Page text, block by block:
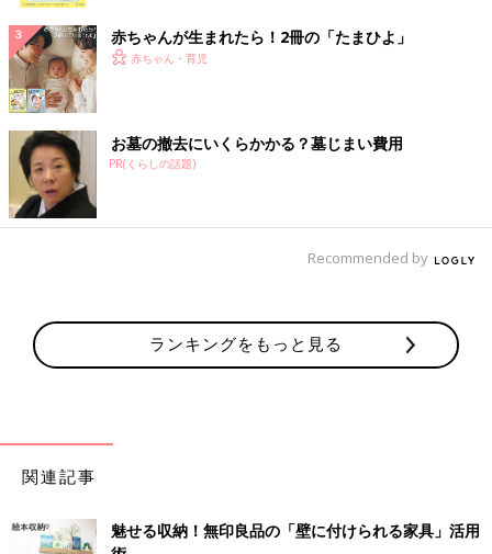
赤ちゃんが生まれたら！2冊の「たまひよ」
赤ちゃん・育児
お墓の撤去にいくらかかる？墓じまい費用
PR(くらしの話題)
Recommended by
ランキングをもっと見る
関連記事
魅せる収納！無印良品の「壁に付けられる家具」活用